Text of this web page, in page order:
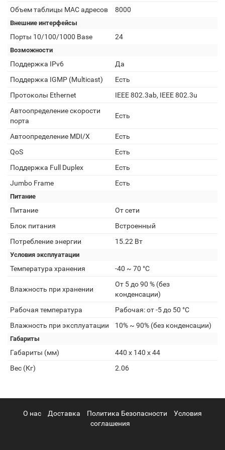
Объем таблицы MAC адресов
8000
Внешние интерфейсы
Порты 10/100/1000 Base 24
Возможности
Поддержка IPv6
Да
Поддержка IGMP (Multicast)
Есть
Протоколы Ethernet
IEEE 802.3ab, IEEE 802.3u
Автоопределение скорости
порта
Есть
Автоопределение MDI/X
Есть
QoS
Есть
Поддержка Full Duplex
Есть
Jumbo Frame
Есть
Питание
Питание
От сети
Блок питания
Встроенный
Потребление энергии
15.22 Вт
Условия эксплуатации
Температура хранения -40 ~ 70 °C
Влажность при хранении
От 5 до 90 % (без
конденсации)
Рабочая температура
Рабочая: от -5 до 50 °C
Влажность при эксплуатации
10% ~ 90% (без конденсации)
Габариты
Габариты (мм)
440 х 140 х 44
Вес (Кг)
2.06
О нас Доставка Политика Безопасности
Условия
соглашения